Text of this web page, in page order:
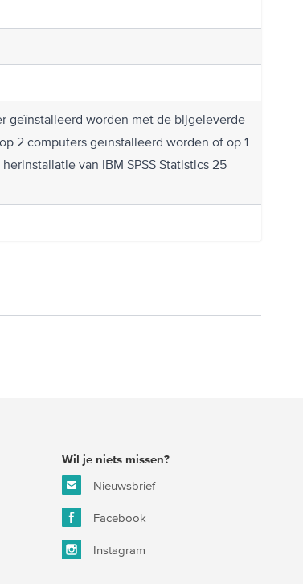
geïnstalleerd worden met de bijgeleverde
2 computers geïnstalleerd worden of op 1
van IBM SPSS Statistics 25
Wil je niets missen?
Nieuwsbrief
Facebook
Instagram